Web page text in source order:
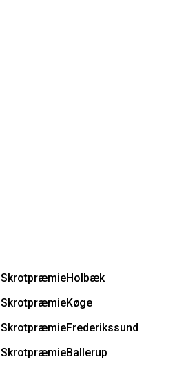
SkrotpræmieHolbæk
SkrotpræmieKøge
SkrotpræmieFrederikssund
SkrotpræmieBallerup